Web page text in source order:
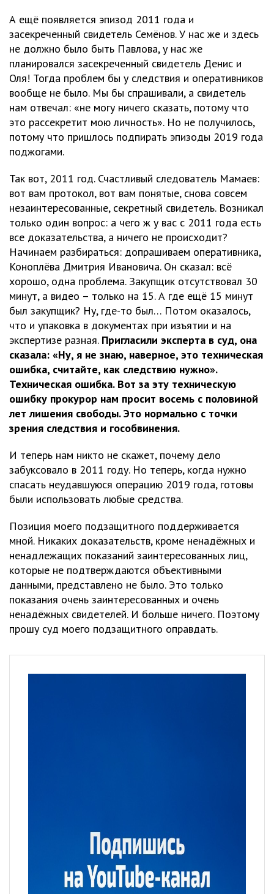
А ещё появляется эпизод 2011 года и
засекреченный свидетель Семёнов. У нас же и здесь
не должно было быть Павлова, у нас же
планировался засекреченный свидетель Денис и
Оля! Тогда проблем бы у следствия и оперативников
вообще не было. Мы бы спрашивали, а свидетель
нам отвечал: «не могу ничего сказать, потому что
это рассекретит мою личность». Но не получилось,
потому что пришлось подпирать эпизоды 2019 года
поджогами.
Так вот, 2011 год. Счастливый следователь Мамаев:
вот вам протокол, вот вам понятые, снова совсем
незаинтересованные, секретный свидетель. Возникал
только один вопрос: а чего ж у вас с 2011 года есть
все доказательства, а ничего не происходит?
Начинаем разбираться: допрашиваем оперативника,
Коноплёва Дмитрия Ивановича. Он сказал: всё
хорошо, одна проблема. Закупщик отсутствовал 30
минут, а видео – только на 15. А где ещё 15 минут
был закупщик? Ну, где-то был… Потом оказалось,
что и упаковка в документах при изъятии и на
экспертизе разная. Пригласили эксперта в суд, она
сказала: «Ну, я не знаю, наверное, это техническая
ошибка, считайте, как следствию нужно».
Техническая ошибка. Вот за эту техническую
ошибку прокурор нам просит восемь с половиной
лет лишения свободы. Это нормально с точки
зрения следствия и гособвинения.
И теперь нам никто не скажет, почему дело
забуксовало в 2011 году. Но теперь, когда нужно
спасать неудавшуюся операцию 2019 года, готовы
были использовать любые средства.
Позиция моего подзащитного поддерживается
мной. Никаких доказательств, кроме ненадёжных и
ненадлежащих показаний заинтересованных лиц,
которые не подтверждаются объективными
данными, представлено не было. Это только
показания очень заинтересованных и очень
ненадёжных свидетелей. И больше ничего. Поэтому
прошу суд моего подзащитного оправдать.